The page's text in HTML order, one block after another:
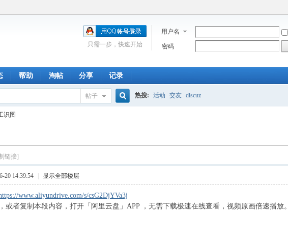
用户名
密码
只需一步，快速开始
帮助 淘帖 分享 记录
帖子 热搜: 活动 交友 discuz
识图
链接]
20 14:39:54 显示全部楼层
www.aliyundrive.com/s/csG2DjYVa3j
或者复制本段内容，打开「阿里云盘」APP ，无需下载极速在线查看，视频原画倍速播放。